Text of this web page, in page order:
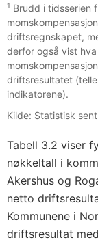
1 Brudd i tidsserien
driftsregnskapet,
derfor også vist
driftsresultatet
indikatorene).
Kilde: Statistisk
Tabell 3.2 viser
nøkkeltall i
Akershus og
netto
Kommunene i
driftsresultat